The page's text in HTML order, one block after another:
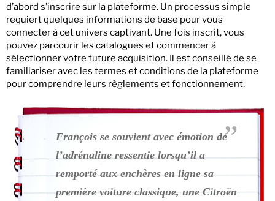
d’abord s’inscrire sur la plateforme. Un processus simple
requiert quelques informations de base pour vous
connecter à cet univers captivant. Une fois inscrit, vous
pouvez parcourir les catalogues et commencer à
sélectionner votre future acquisition. Il est conseillé de se
familiariser avec les termes et conditions de la plateforme
pour comprendre leurs règlements et fonctionnement.
François se souvient avec émotion de
l’adrénaline ressentie lorsqu’il a
remporté aux enchères en ligne sa
première voiture classique, une Citroën